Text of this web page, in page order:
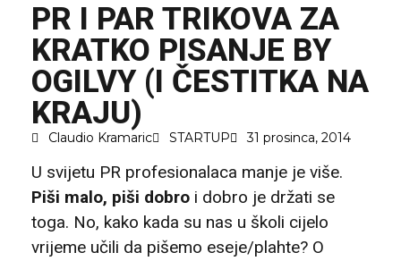
PR I PAR TRIKOVA ZA
KRATKO PISANJE BY
OGILVY (I ČESTITKA NA
KRAJU)
Claudio Kramaric STARTUP 31 prosinca, 2014
U svijetu PR profesionalaca manje je više.
Piši malo, piši dobro i dobro je držati se
toga. No, kako kada su nas u školi cijelo
vrijeme učili da pišemo eseje/plahte? O